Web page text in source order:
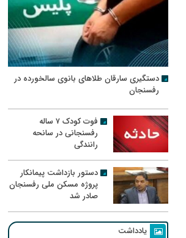
دستگیری سارقان طلاهای بانوی سالخورده در
رفسنجان
فوت کودک ۷ ساله
رفسنجانی در سانحه
رانندگی
دستور بازداشت پیمانکار
پروژه مسکن ملی رفسنجان
صادر شد
یادداشت